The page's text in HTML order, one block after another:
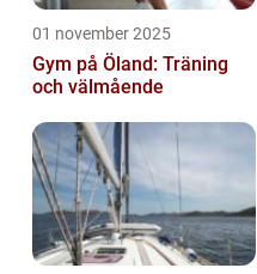
01 november 2025
Gym på Öland: Träning
och välmående